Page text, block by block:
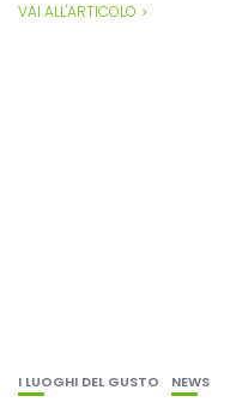
VAI ALL'ARTICOLO
I LUOGHI DEL GUSTO NEWS